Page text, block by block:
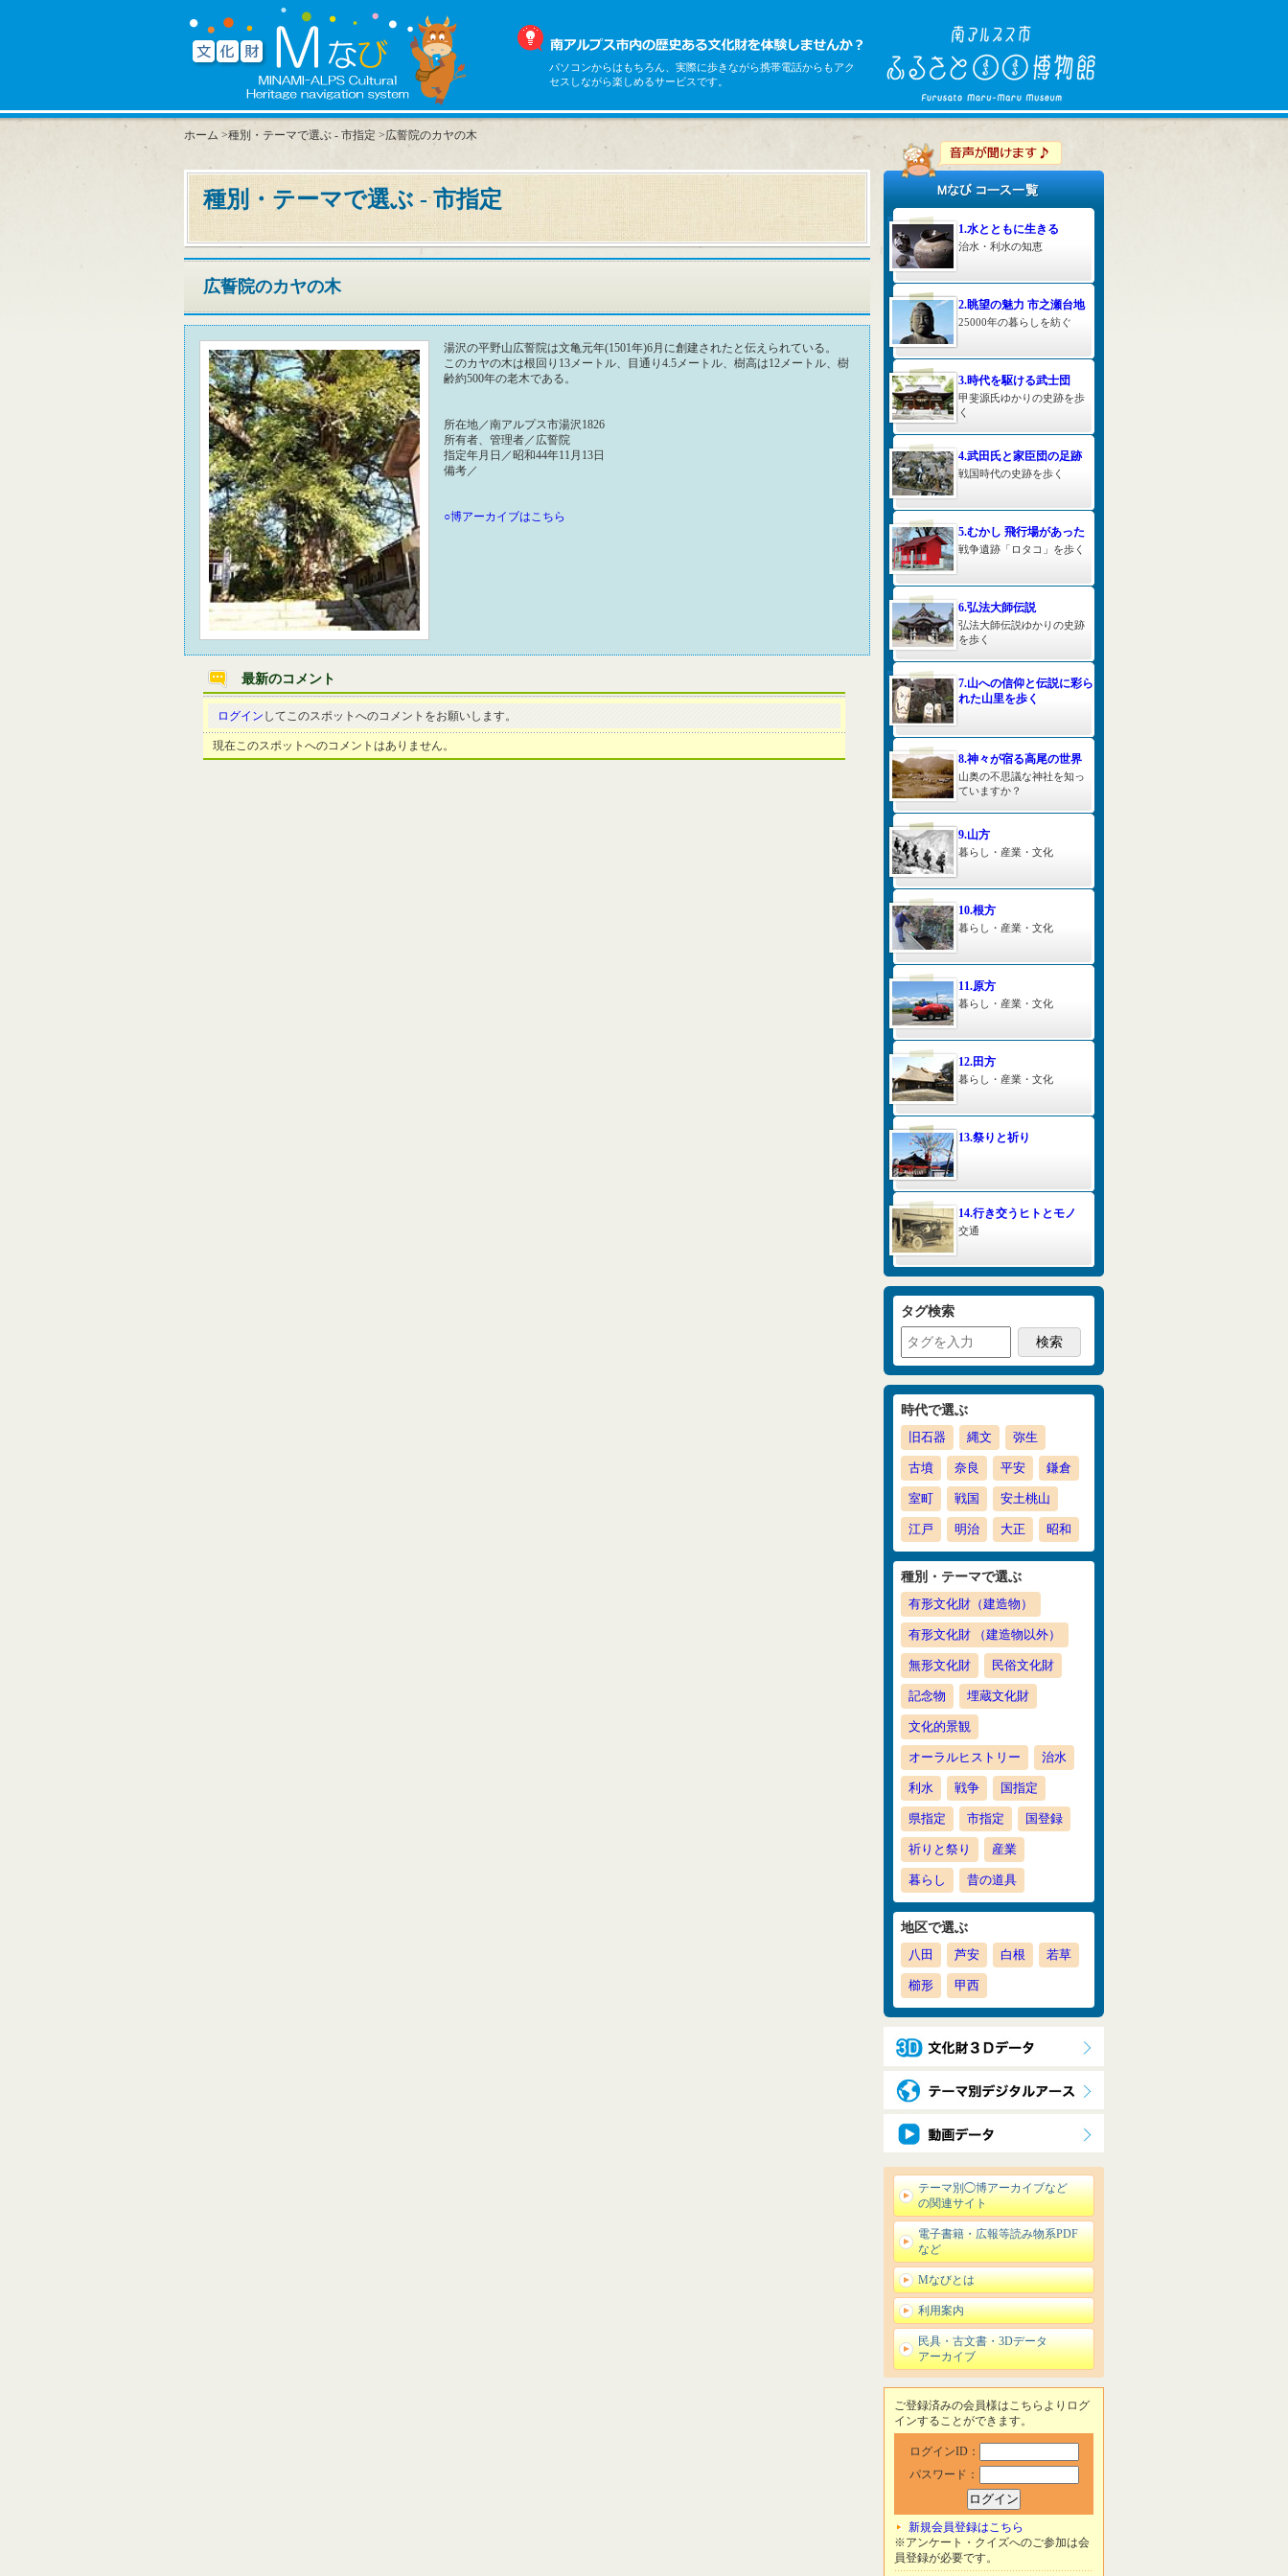
パソコンからはもちろん、実際に歩きながら携帯電話からもアク
セスしながら楽しめるサービスです。
1.水とともに生きる
治水・利水の知恵
2.眺望の魅力 市之瀬台地
25000年の暮らしを紡ぐ
3.時代を駆ける武士団
甲斐源氏ゆかりの史跡を歩
く
4.武田氏と家臣団の足跡
戦国時代の史跡を歩く
5.むかし 飛行場があった
戦争遺跡「ロタコ」を歩く
6.弘法大師伝説
弘法大師伝説ゆかりの史跡
を歩く
7.山への信仰と伝説に彩ら
れた山里を歩く
8.神々が宿る高尾の世界
山奥の不思議な神社を知っ
ていますか？
9.山方
暮らし・産業・文化
10.根方
暮らし・産業・文化
11.原方
暮らし・産業・文化
12.田方
暮らし・産業・文化
13.祭りと祈り
14.行き交うヒトとモノ
交通
タグ検索
時代で選ぶ
旧石器 縄文 弥生
古墳 奈良 平安 鎌倉
室町 戦国 安土桃山
江戸 明治 大正 昭和
種別・テーマで選ぶ
有形文化財（建造物）
有形文化財 （建造物以外）
無形文化財 民俗文化財
記念物 埋蔵文化財
文化的景観
オーラルヒストリー 治水
利水 戦争 国指定
県指定 市指定 国登録
祈りと祭り 産業
暮らし 昔の道具
地区で選ぶ
八田 芦安 白根 若草
櫛形 甲西
テーマ別◯博アーカイブなど
の関連サイト
電子書籍・広報等読み物系PDF
など
Mなびとは
利用案内
民具・古文書・3Dデータ
アーカイブ
ご登録済みの会員様はこちらよりログ
インすることができます。
ログインID：
パスワード：
新規会員登録はこちら
※アンケート・クイズへのご参加は会
員登録が必要です。
ホーム >種別・テーマで選ぶ - 市指定 >広誓院のカヤの木
種別・テーマで選ぶ - 市指定
広誓院のカヤの木
湯沢の平野山広誓院は文亀元年(1501年)6月に創建されたと伝えられている。
このカヤの木は根回り13メートル、目通り4.5メートル、樹高は12メートル、樹
齢約500年の老木である。
所在地／南アルプス市湯沢1826
所有者、管理者／広誓院
指定年月日／昭和44年11月13日
備考／
○博アーカイブはこちら
最新のコメント
ログイン してこのスポットへのコメントをお願いします。
現在このスポットへのコメントはありません。